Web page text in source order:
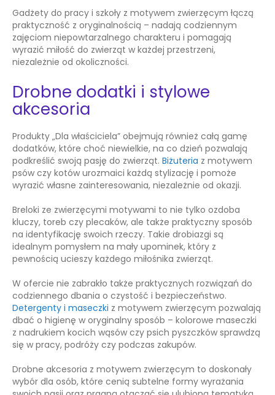
Gadżety do pracy i szkoły z motywem zwierzęcym łączą
praktyczność z oryginalnością – nadają codziennym
zajęciom niepowtarzalnego charakteru i pomagają
wyrazić miłość do zwierząt w każdej przestrzeni,
niezależnie od okoliczności.
Drobne dodatki i stylowe
akcesoria
Produkty „Dla właściciela” obejmują również całą gamę
dodatków, które choć niewielkie, na co dzień pozwalają
podkreślić swoją pasję do zwierząt. Biżuteria z motywem
psów czy kotów urozmaici każdą stylizację i pomoże
wyrazić własne zainteresowania, niezależnie od okazji.
Breloki ze zwierzęcymi motywami to nie tylko ozdoba
kluczy, toreb czy plecaków, ale także praktyczny sposób
na identyfikację swoich rzeczy. Takie drobiazgi są
idealnym pomysłem na mały upominek, który z
pewnością ucieszy każdego miłośnika zwierząt.
W ofercie nie zabrakło także praktycznych rozwiązań do
codziennego dbania o czystość i bezpieczeństwo.
Detergenty i maseczki z motywem zwierzęcym pozwalają
dbać o higienę w oryginalny sposób – kolorowe maseczki
z nadrukiem kocich wąsów czy psich pyszczków sprawdzą
się w pracy, podróży czy podczas zakupów.
Drobne akcesoria z motywem zwierzęcym to doskonały
wybór dla osób, które cenią subtelne formy wyrażania